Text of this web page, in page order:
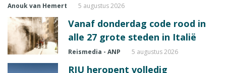
Anouk van Hemert 5 augustus 2026
Vanaf donderdag code rood in
alle 27 grote steden in Italië
Reismedia - ANP 5 augustus 2026
RIU heropent volledig